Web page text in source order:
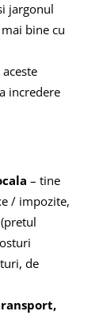
jargonul
bine cu
incredere
– tine
/ impozite,
de